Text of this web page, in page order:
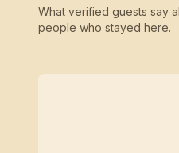
What verified guests say
people who stayed here.